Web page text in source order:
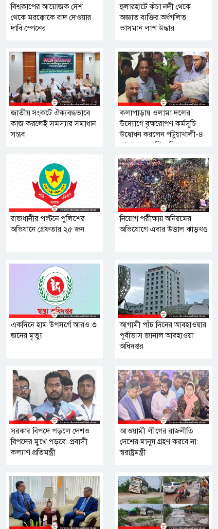
বিশ্বকাপের আয়োজক দেশ
থেকে মরক্কোকে বাদ দেওয়ার
দাবি স্পেনের
হুলারহাটে কঁচা নদী থেকে
অজ্ঞাত ব্যক্তির অর্ধগলিত
ভাসমান লাশ উদ্ধার
জাতীয় সংকটে ঐক্যবদ্ধভাবে
কাজ করলেই সমস্যার সমাধান
সম্ভব
কলাপাড়ায় ওলামা দলের
উদ্যোগে বৃক্ষরোপণ কর্মসূচি
উদ্বোধন করলেন পটুয়াখালী-৪
আসনের এমপি এবিএম
মোশাররফ হোসেন
রাজধানীর পল্টনে পুলিশের
অভিযানে গ্রেফতার ২৫ জন
নিয়োগ পরীক্ষায় অনিয়মের
অভিযোগে এবার উত্তাল ঝাড়খণ্ড
একদিনে হাম উপসর্গে আরও ৩
জনের মৃত্যু
আগামী পাঁচ দিনের আবহাওয়ার
পূর্বাভাস জানাল আবহাওয়া
অধিদপ্তর
সরকার বিপদে পড়লে দেশও
বিপদের মুখে পড়বে: প্রবাসী
কল্যাণ প্রতিমন্ত্রী
আওয়ামী লীগের রাজনীতি
দেশের মানুষ গ্রহণ করবে না:
স্বরাষ্ট্রমন্ত্রী